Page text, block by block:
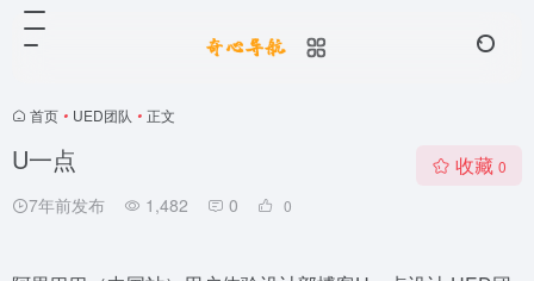
首页 • UED团队 • 正文
U一点
7年前发布 1,482 0 0
收藏 0